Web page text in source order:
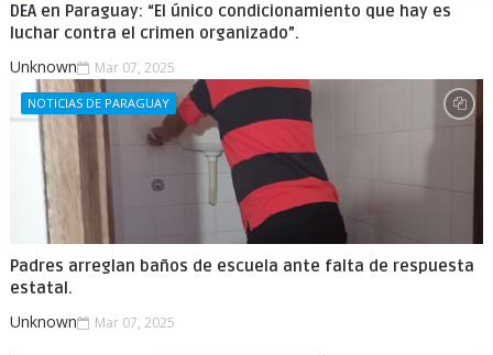
DEA en Paraguay: “El único condicionamiento que hay es
luchar contra el crimen organizado”.
Unknown Mar 07, 2025
NOTICIAS DE PARAGUAY
Padres arreglan baños de escuela ante falta de respuesta
estatal.
Unknown Mar 07, 2025